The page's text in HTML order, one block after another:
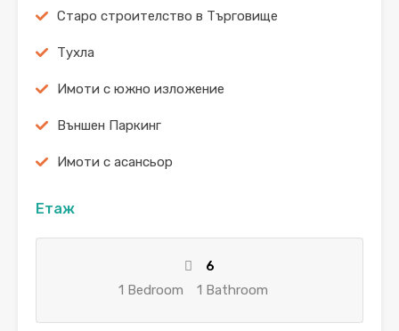
Старо строителство в Търговище
Тухла
Имоти с южно изложение
Външен Паркинг
Имоти с асансьор
Етаж
6
1 Bedroom
1 Bathroom